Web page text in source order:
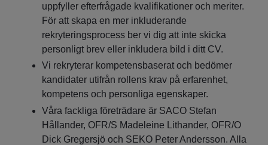
uppfyller efterfrågade kvalifikationer och meriter.
För att skapa en mer inkluderande
rekryteringsprocess ber vi dig att inte skicka
personligt brev eller inkludera bild i ditt CV.
Vi rekryterar kompetensbaserat och bedömer
kandidater utifrån rollens krav på erfarenhet,
kompetens och personliga egenskaper.
Våra fackliga företrädare är SACO Stefan
Hållander, OFR/S Madeleine Lithander, OFR/O
Dick Gregersjö och SEKO Peter Andersson. Alla